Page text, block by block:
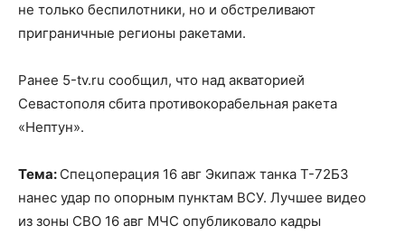
не только беспилотники, но и обстреливают
приграничные регионы ракетами.
Ранее 5-tv.ru сообщил, что над акваторией
Севастополя сбита противокорабельная ракета
«Нептун».
Тема: Спецоперация 16 авг Экипаж танка Т-72БЗ
нанес удар по опорным пунктам ВСУ. Лучшее видео
из зоны СВО 16 авг МЧС опубликовало кадры